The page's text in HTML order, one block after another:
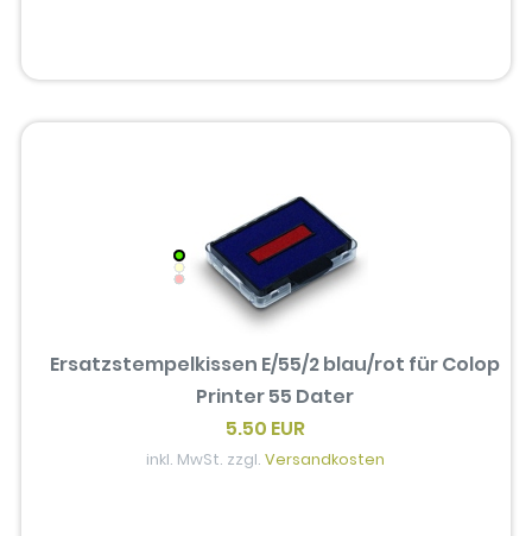
Ersatzstempelkissen E/55/2 blau/rot für Colop
Printer 55 Dater
5.50 EUR
inkl. MwSt. zzgl.Versandkosten